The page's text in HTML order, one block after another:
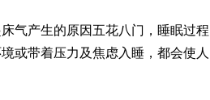
气产生的原因五花八门，睡眠过程
或带着压力及焦虑入睡，都会使人